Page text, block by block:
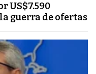
US$7.590
guerra de ofertas